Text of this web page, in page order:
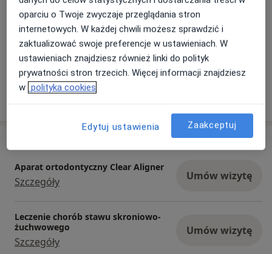
przejrzysty
• Kierujemy się zdrowym rozsądkiem,
motywujemy innych
• Nieustannie rozwijamy się, edukujemy się,
podnosimy kompetencje
• Słuchamy
Łatwy kontakt telefoniczny lub on-line,
Aparat ortodontyczny Clear Aligner
Szczegóły Umów wizytę
Leczenie chorób stawu skroniowo-
żuchwowego
Szczegóły
Umów wizytę
oparciu o Twoje zwyczaje przeglądania stron
internetowych. W każdej chwili możesz sprawdzić i
zaktualizować swoje preferencje w ustawieniach. W
ustawieniach znajdziesz również linki do polityk
prywatności stron trzecich. Więcej informacji znajdziesz
w polityka cookies
Edytuj ustawienia Zaakceptuj